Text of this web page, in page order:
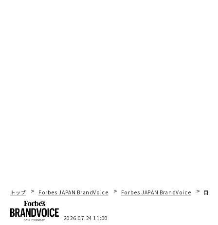
トップ Forbes JAPAN BrandVoice Forbes JAPAN BrandVoice 目先
2026.07.24 11:00